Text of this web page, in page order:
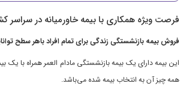
فرصت ویژه همکاری با بیمه خاورمیانه در سراسر
فروش بیمه بازنشستگی زندگی برای تمام افراد باهر سطح توانایی
این بیمه دارای یک بیمه بازنشستگی مادام العمر همراه با
همه چیز آن به انتخاب بیمه شده می‌باشد.